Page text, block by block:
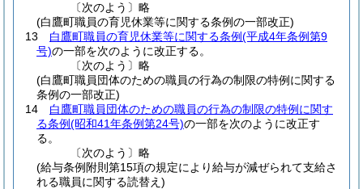
〔次のよう〕略
(白鷹町職員の育児休業等に関する条例の一部改正)
13
白鷹町職員の育児休業等に関する条例(平成4年条例第9
号)の一部を次のように改正する。
〔次のよう〕略
(白鷹町職員団体のための職員の行為の制限の特例に関する
条例の一部改正)
14
白鷹町職員団体のための職員の行為の制限の特例に関す
る条例(昭和41年条例第24号)の一部を次のように改正す
る。
〔次のよう〕略
(給与条例附則第15項の規定により給与が減ぜられて支給さ
れる職員に関する読替え)